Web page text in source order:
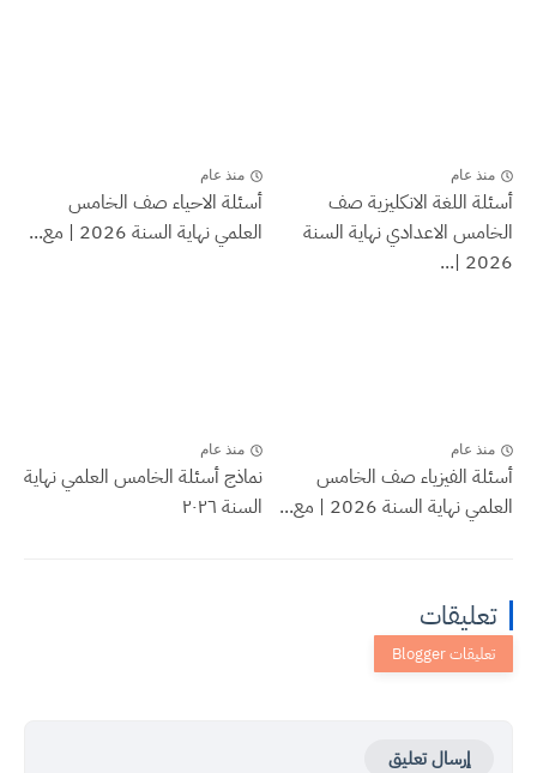
منذ عام
أسئلة اللغة الانكليزية صف
الخامس الاعدادي نهاية السنة
2026 |...
منذ عام
أسئلة الاحياء صف الخامس
العلمي نهاية السنة 2026 | مع...
منذ عام
أسئلة الفيزياء صف الخامس
العلمي نهاية السنة 2026 | مع...
منذ عام
نماذج أسئلة الخامس العلمي نهاية
السنة ٢٠٢٦
تعليقات
إرسال تعليق